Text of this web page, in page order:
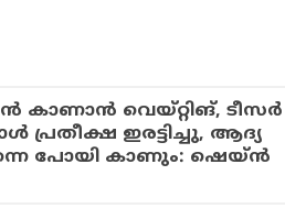
കാണാൻ വെയ്റ്റിങ്, ടീസർ
പ്രതീക്ഷ ഇരട്ടിച്ചു, ആദ്യ
പോയി കാണും: ഷെയ്ൻ